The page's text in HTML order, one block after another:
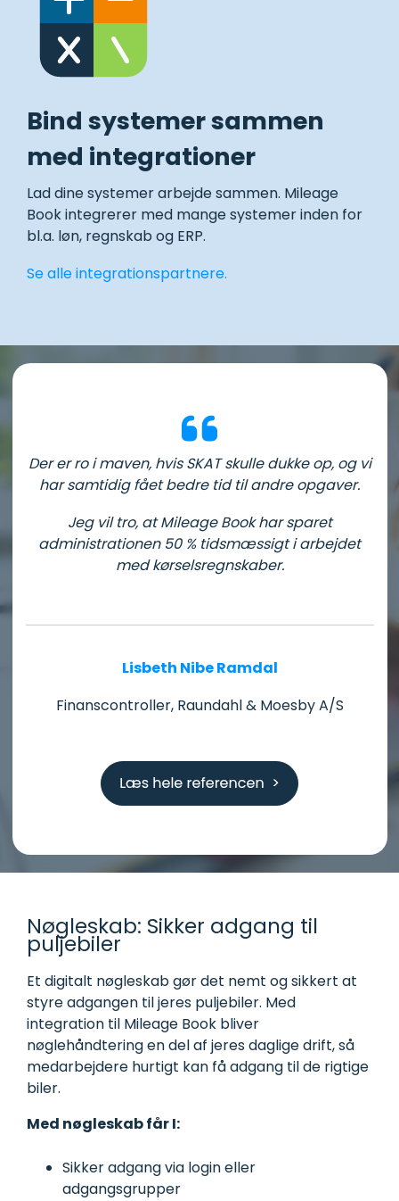
Bind systemer sammen
med integrationer
Lad dine systemer arbejde sammen. Mileage
Book integrerer med mange systemer inden for
bl.a. løn, regnskab og ERP.
Se alle integrationspartnere.
Der er ro i maven, hvis SKAT skulle dukke op, og vi
har samtidig fået bedre tid til andre opgaver.
Jeg vil tro, at Mileage Book har sparet
administrationen 50 % tidsmæssigt i arbejdet
med kørselsregnskaber.
Lisbeth Nibe Ramdal
Finanscontroller, Raundahl & Moesby A/S
Nøgleskab: Sikker adgang til
puljebiler
Et digitalt nøgleskab gør det nemt og sikkert at
styre adgangen til jeres puljebiler. Med
integration til Mileage Book bliver
nøglehåndtering en del af jeres daglige drift, så
medarbejdere hurtigt kan få adgang til de rigtige
biler.
Med nøgleskab får I:
Sikker adgang via login eller
adgangsgrupper